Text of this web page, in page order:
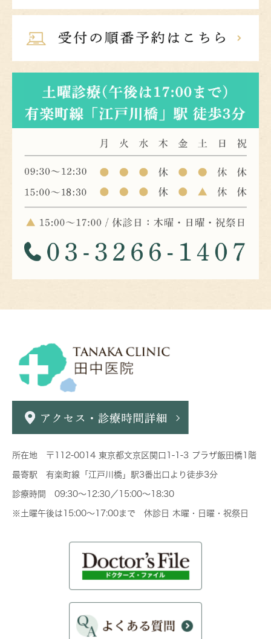
所在地 〒112-0014 東京都文京区関口1-1-3 プラザ飯田橋1階
最寄駅 有楽町線「江戸川橋」駅3番出口より徒歩3分
診療時間 09:30～12:30／15:00～18:30
※土曜午後は15:00～17:00まで 休診日 木曜・日曜・祝祭日